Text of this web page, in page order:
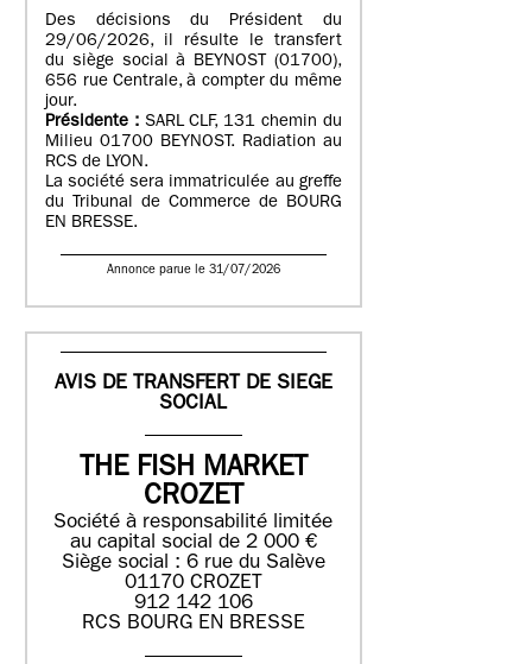
Des décisions du Président du
29/06/2026, il résulte le transfert
du siège social à BEYNOST (01700),
656 rue Centrale, à compter du même
jour.
Présidente :SARL CLF, 131 chemin du
Milieu 01700 BEYNOST. Radiation au
RCS de LYON.
La société sera immatriculée au greffe
du Tribunal de Commerce de BOURG
EN BRESSE.
Annonce parue le 31/07/2026
AVIS DE TRANSFERT DE SIEGE
SOCIAL
THE FISH MARKET
CROZET
Société à responsabilité limitée
au capital social de 2 000 €
Siège social : 6 rue du Salève
01170 CROZET
912 142 106
RCS BOURG EN BRESSE